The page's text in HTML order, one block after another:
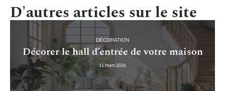
D'autres articles sur le site
DÉCORATION
Décorer le hall d’entrée de votre maison
11 mars 2026